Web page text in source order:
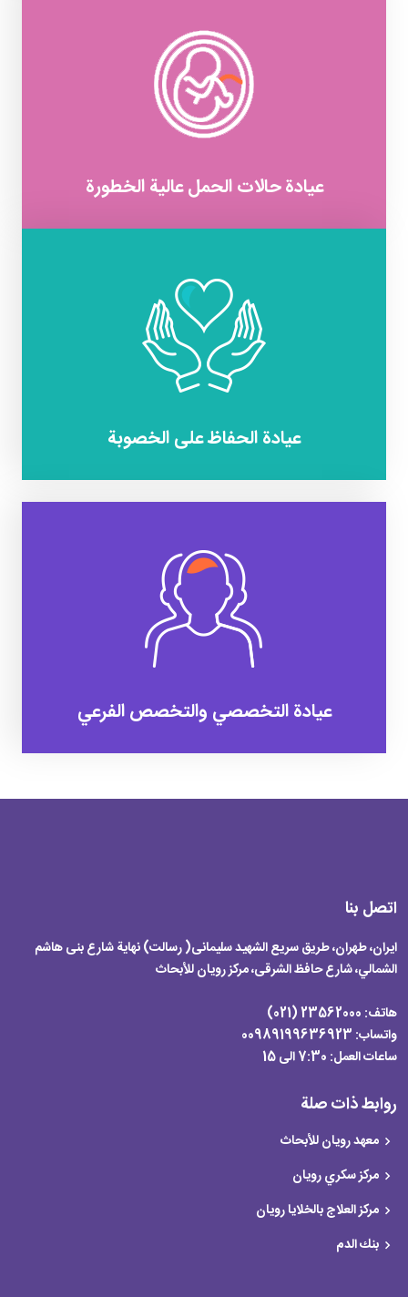
عيادة حالات الحمل عالية الخطورة
عيادة الحفاظ على الخصوبة
عيادة التخصصي والتخصص الفرعي
اتصل بنا
ایران، طهران، طریق سریع الشهید سلیمانی( رسالت) نهایة شارع بنی هاشم
الشمالي، شارع حافظ الشرقی، مرکز رویان للأبحاث
هاتف:
واتساب: 00989199636923
ساعات العمل:
روابط ذات صلة
معهد رويان للأبحاث
مركز سكري رویان
مركز العلاج بالخلايا رویان
بنك الدم